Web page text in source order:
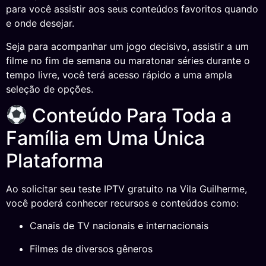
para você assistir aos seus conteúdos favoritos quando
e onde desejar.
Seja para acompanhar um jogo decisivo, assistir a um
filme no fim de semana ou maratonar séries durante o
tempo livre, você terá acesso rápido a uma ampla
seleção de opções.
Conteúdo Para Toda a
Família em Uma Única
Plataforma
Ao solicitar seu teste IPTV gratuito na Vila Guilherme,
você poderá conhecer recursos e conteúdos como:
Canais de TV nacionais e internacionais
Filmes de diversos gêneros